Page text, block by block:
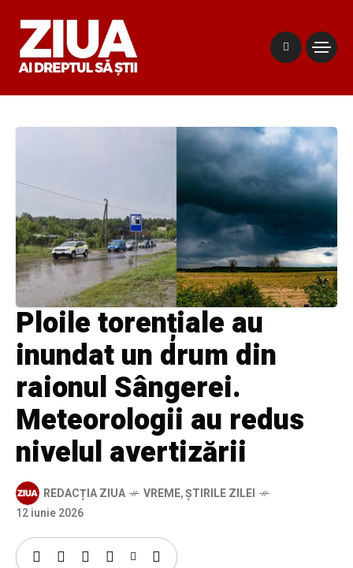
Ploile torențiale au
inundat un drum din
raionul Sângerei.
Meteorologii au redus
nivelul avertizării
REDACȚIA ZIUA VREME,ȘTIRILE ZILEI
12 iunie 2026